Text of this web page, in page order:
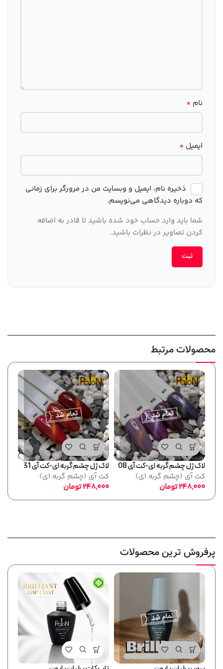
نام *
ایمیل *
ذخیره نام، ایمیل و وبسایت من در مرورگر برای زمانی
که دوباره دیدگاهی می‌نویسم.
شما باید وارد حساب خود شده باشید تا قادر به اضافه
کردن تصاویر در نظرات باشید.
محصولات مرتبط
لاک ژل چشم گربه ای-کت آی 08
کت آی (چشم گربه ای)
248,000تومان
لاک ژل چشم گربه ای-کت آی 31
کت آی (چشم گربه ای)
248,000تومان
پرفروش ترین محصولات